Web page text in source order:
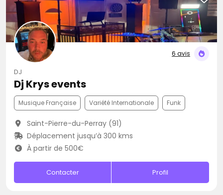
6 avis
DJ
Dj Krys events
Musique Française Variété Internationale Funk
Saint-Pierre-du-Perray (91)
Déplacement jusqu’à 300 kms
À partir de 500€
Contacter Profil